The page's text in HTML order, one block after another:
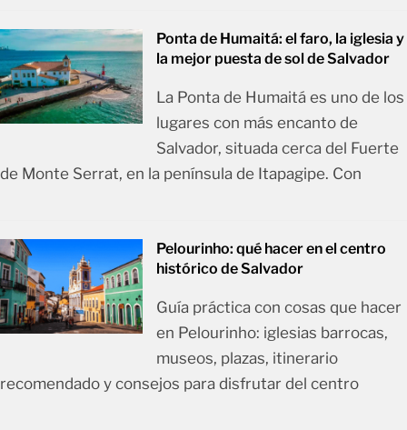
Ponta de Humaitá: el faro, la iglesia y
la mejor puesta de sol de Salvador
La Ponta de Humaitá es uno de los
lugares con más encanto de
Salvador, situada cerca del Fuerte
de Monte Serrat, en la península de Itapagipe. Con
Pelourinho: qué hacer en el centro
histórico de Salvador
Guía práctica con cosas que hacer
en Pelourinho: iglesias barrocas,
museos, plazas, itinerario
recomendado y consejos para disfrutar del centro